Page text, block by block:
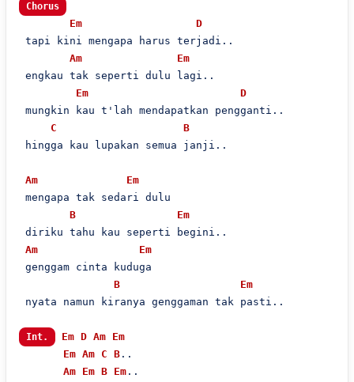
Chorus
Em
D
tapi kini mengapa harus terjadi..
Am
Em
engkau tak seperti dulu lagi..
Em
D
mungkin kau t'lah mendapatkan pengganti..
C
B
hingga kau lupakan semua janji..
Am
Em
mengapa tak sedari dulu
B
Em
diriku tahu kau seperti begini..
Am
Em
genggam cinta kuduga
B
Em
nyata namun kiranya genggaman tak pasti..
Int. Em D Am
Em
Em Am C B..
Am
Em B Em..